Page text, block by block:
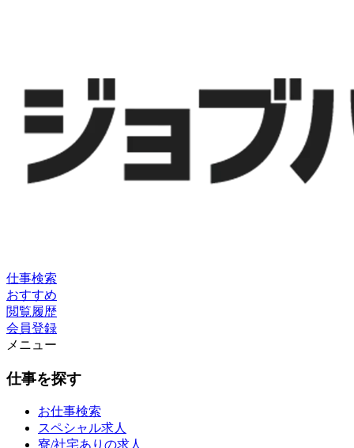
仕事検索
おすすめ
閲覧履歴
会員登録
メニュー
仕事を探す
お仕事検索
スペシャル求人
寮/社宅ありの求人